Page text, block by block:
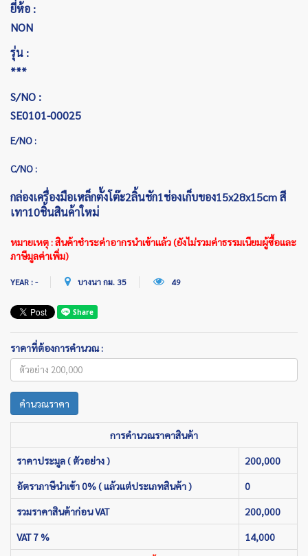
ยี่ห้อ :
NON
รุ่น :
***
S/NO :
SE0101-00025
E/NO :
C/NO :
กล่องเครื่องมือเหล็กตั้งโต๊ะ2ลิ้นชัก1ช่องเก็บของ15x28x15cm สี
เทา10ชิ้นสินค้าใหม่
หมายเหตุ : สินค้าชำระค่าอากรนำเข้าแล้ว (ยังไม่รวมค่าธรรมเนียมผู้ซื้อและ
ภาษีมูลค่าเพิ่ม)
YEAR : - บางนา กม. 35 49
ราคาที่ต้องการคำนวณ :
คำนวณราคา
การคำนวณราคาสินค้า
ราคาประมูล ( ตัวอย่าง ) 200,000
อัตราภาษีนำเข้า 0% ( แล้วแต่ประเภทสินค้า ) 0
รวมราคาสินค้าก่อน VAT 200,000
VAT 7 % 14,000